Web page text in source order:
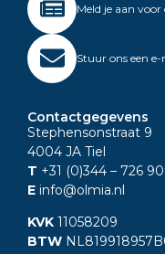
Meld je aan
Stuur ons een
Contactgegevens
Stephensonstraat 9
4004 JA Tiel
T +31 (0)344 – 726
E info@olmia.nl
KVK 11058209
BTW